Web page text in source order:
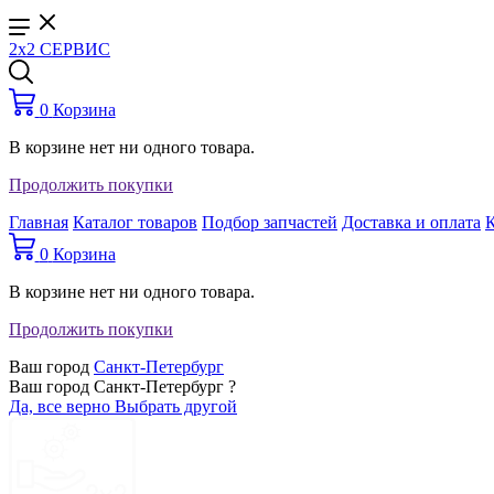
2x2 СЕРВИС
0 Корзина
В корзине нет ни одного товара.
Продолжить покупки
Главная Каталог товаров Подбор запчастей Доставка и оплата
0 Корзина
В корзине нет ни одного товара.
Продолжить покупки
Ваш город Санкт-Петербург
Ваш город Санкт-Петербург ?
Да, все верно Выбрать другой